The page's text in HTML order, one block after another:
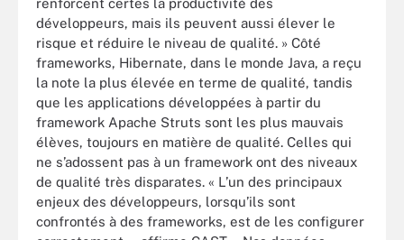
développeurs, mais ils peuvent aussi élever le
risque et réduire le niveau de qualité. » Côté
frameworks, Hibernate, dans le monde Java, a reçu
la note la plus élevée en terme de qualité, tandis
que les applications développées à partir du
framework Apache Struts sont les plus mauvais
élèves, toujours en matière de qualité. Celles qui
ne s’adossent pas à un framework ont des niveaux
de qualité très disparates. « L’un des principaux
enjeux des développeurs, lorsqu’ils sont
confrontés à des frameworks, est de les configurer